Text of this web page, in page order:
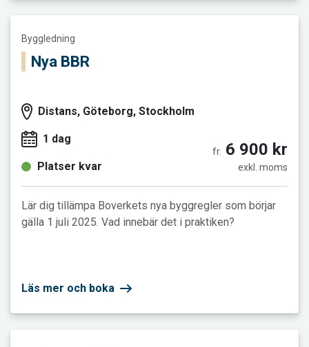
Byggledning
Nya BBR
Distans, Göteborg, Stockholm
1 dag
Platser kvar
fr. 6 900 kr
exkl. moms
Lär dig tillämpa Boverkets nya byggregler som börjar
gälla 1 juli 2025. Vad innebär det i praktiken?
Läs mer och boka